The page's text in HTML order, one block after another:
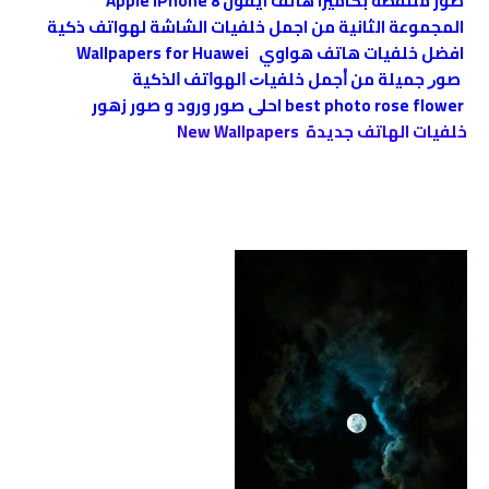
المجموعة الثانية من اجمل خلفيات الشاشة لهواتف ذكية
افضل خلفيات هاتف هواوي Wallpapers for Huawei
ﺻﻮﺭ جميلة ﻣﻦ ﺃﺟﻤﻞ ﺧﻠﻔﻴﺎﺕ ﺍﻟﻬﻮﺍﺗﻒ ﺍﻟﺬﻛﻴﺔ
خلفيات الهاتف جديدة New Wallpapers